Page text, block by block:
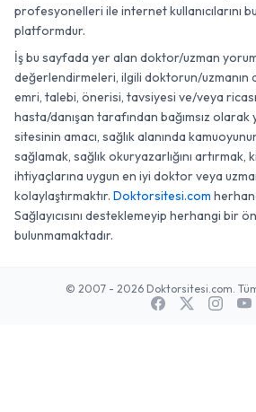
profesyonelleri ile internet kullanıcılarını
platformdur.
İş bu sayfada yer alan doktor/uzman
değerlendirmeleri, ilgili doktorun/uzmanın
emri, talebi, önerisi, tavsiyesi ve/veya ricası
hasta/danışan tarafından bağımsız olarak
sitesinin amacı, sağlık alanında
sağlamak, sağlık okuryazarlığını artırmak,
ihtiyaçlarına uygun en iyi doktor veya
kolaylaştırmaktır. Doktorsitesi.com
Sağlayıcısını desteklemeyip herhangi bir
bulunmamaktadır.
© 2007 - 2026 Doktorsitesi.com. Tüm